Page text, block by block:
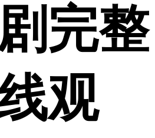
完整
观